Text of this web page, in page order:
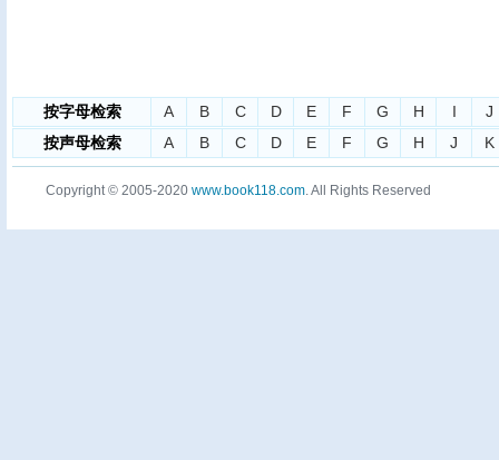
按字母检索 A B C D E F G H I
J
按声母检索
A B C D E F G H J K
Copyright © 2005-2020 www.book118.com. All Rights Reserved